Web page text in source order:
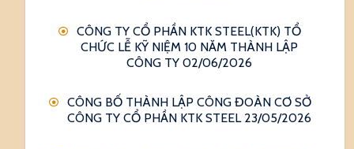
CÔNG TY CỔ PHẦN KTK STEEL(KTK) TỔ
CHỨC LỄ KỸ NIỆM 10 NĂM THÀNH LẬP
CÔNG TY 02/06/2026
CÔNG BỐ THÀNH LẬP CÔNG ĐOÀN CƠ SỞ
CÔNG TY CỔ PHẦN KTK STEEL 23/05/2026